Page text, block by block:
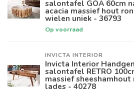
salontafel GOA 60cm
acacia massief hout
wielen uniek - 36793
Op voorraad
INVICTA INTERIOR
Invicta Interior
salontafel RETRO
massief sheeshamhout
lades - 40278